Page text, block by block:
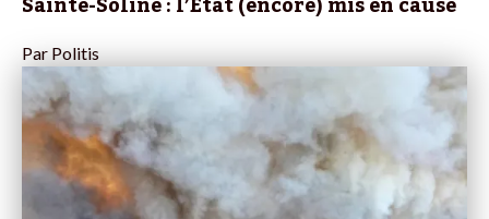
Par Politis